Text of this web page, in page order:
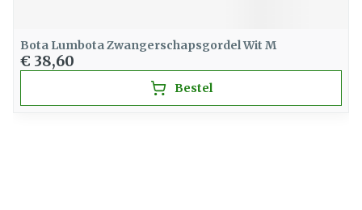
Bota Lumbota Zwangerschapsgordel Wit M
€ 38,60
Bestel